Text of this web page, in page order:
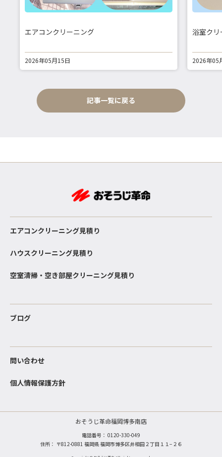
エアコンクリーニング
2026年05月15日
浴室ク
2026年05
記事一覧に戻る
エアコンクリーニング見積り
ハウスクリーニング見積り
空室清掃・空き部屋クリーニング見積り
ブログ
問い合わせ
個人情報保護方針
おそうじ革命福岡博多南店
電話番号： 0120-330-049
住所： 〒812-0881 福岡県 福岡市博多区井相田２丁目１１−２６